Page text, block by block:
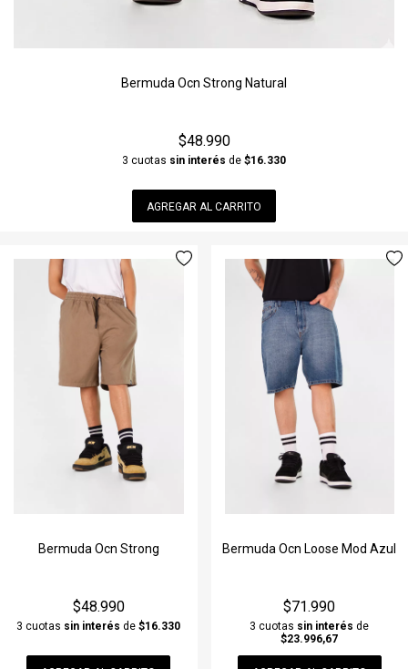
Bermuda Ocn Strong Natural
$48.990
3 cuotas sin interés de $16.330
AGREGAR AL CARRITO
Bermuda Ocn Strong
$48.990
3 cuotas sin interés de$16.330
Bermuda Ocn Loose Mod Azul
$71.990
3 cuotas sin interés de
$23.996,67